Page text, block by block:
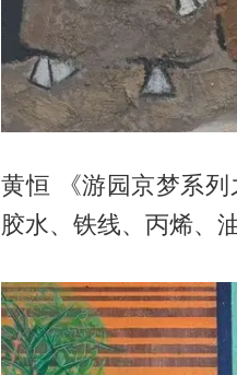
黄恒 《游园京梦系
胶水、铁线、丙烯、